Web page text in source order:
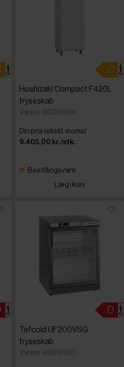
Hoshizaki Compact F420L
fryseskab
Varenr: 80261408
Din pris (ekskl. moms)
9.405,00 kr./stk.
Bestillingsvare
Læg i kurv
Tefcold UF200VSG
fryseskab
Varenr: 80810507